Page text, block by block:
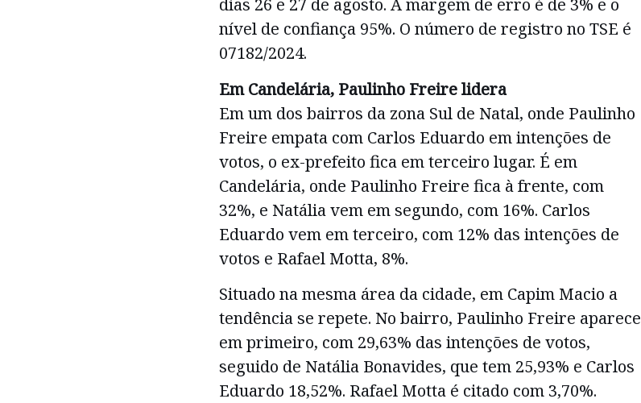
dias 26 e 27 de agosto. A margem de erro é de 3% e o
nível de confiança 95%. O número de registro no TSE é
07182/2024.
Em Candelária, Paulinho Freire lidera
Em um dos bairros da zona Sul de Natal, onde Paulinho
Freire empata com Carlos Eduardo em intenções de
votos, o ex-prefeito fica em terceiro lugar. É em
Candelária, onde Paulinho Freire fica à frente, com
32%, e Natália vem em segundo, com 16%. Carlos
Eduardo vem em terceiro, com 12% das intenções de
votos e Rafael Motta, 8%.
Situado na mesma área da cidade, em Capim Macio a
tendência se repete. No bairro, Paulinho Freire aparece
em primeiro, com 29,63% das intenções de votos,
seguido de Natália Bonavides, que tem 25,93% e Carlos
Eduardo 18,52%. Rafael Motta é citado com 3,70%.